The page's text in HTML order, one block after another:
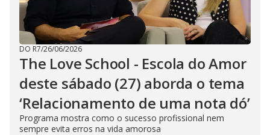
DO R7/26/06/2026
The Love School - Escola do Amor
deste sábado (27) aborda o tema
‘Relacionamento de uma nota dó’
Programa mostra como o sucesso profissional nem
sempre evita erros na vida amorosa